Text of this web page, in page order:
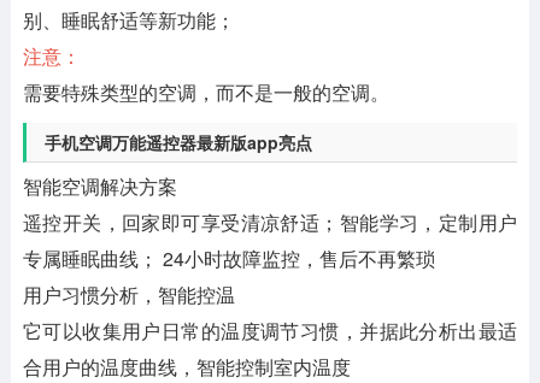
别、睡眠舒适等新功能；
注意：
需要特殊类型的空调，而不是一般的空调。
手机空调万能遥控器最新版app亮点
智能空调解决方案
遥控开关，回家即可享受清凉舒适；智能学习，定制用户
专属睡眠曲线； 24小时故障监控，售后不再繁琐
用户习惯分析，智能控温
它可以收集用户日常的温度调节习惯，并据此分析出最适
合用户的温度曲线，智能控制室内温度